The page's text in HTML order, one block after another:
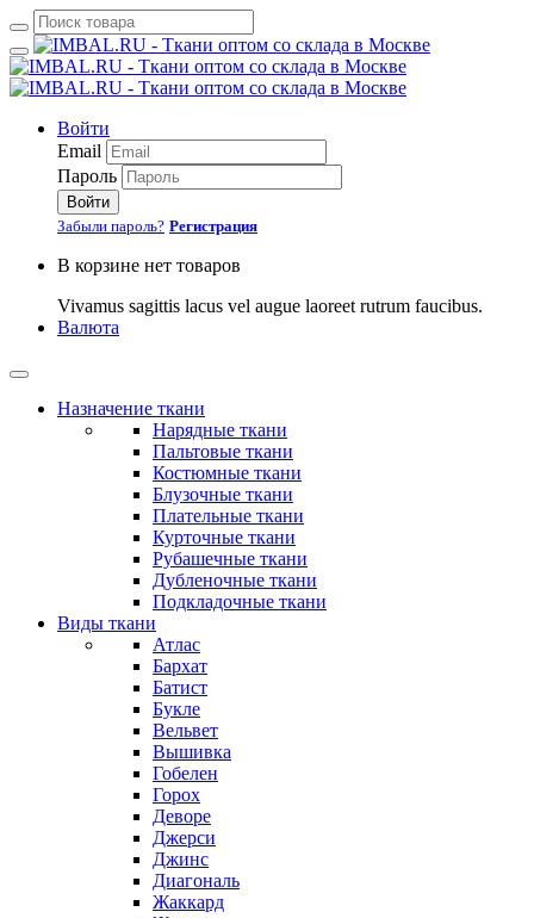
Войти
Email
Пароль
Войти
Забыли пароль? Регистрация
В корзине нет товаров
Vivamus sagittis lacus vel augue laoreet rutrum faucibus.
Валюта
Назначение ткани
Нарядные ткани
Пальтовые ткани
Костюмные ткани
Блузочные ткани
Плательные ткани
Курточные ткани
Рубашечные ткани
Дубленочные ткани
Подкладочные ткани
Виды ткани
Атлас
Бархат
Батист
Букле
Вельвет
Вышивка
Гобелен
Горох
Деворе
Джерси
Джинс
Диагональ
Жаккард